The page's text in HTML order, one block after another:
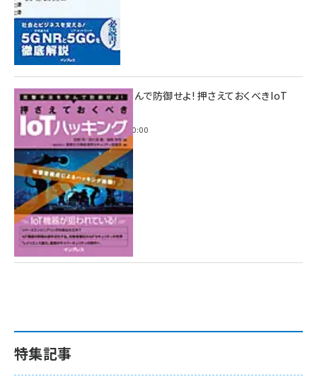
攻撃手法を学んで防御せよ! 押さえておくべきIoT
ハッキング
2022年6月14日 0:00
特集記事